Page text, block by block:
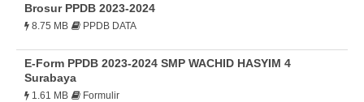
Brosur PPDB 2023-2024
8.75 MB PPDB DATA
E-Form PPDB 2023-2024 SMP WACHID HASYIM 4
Surabaya
1.61 MB Formulir